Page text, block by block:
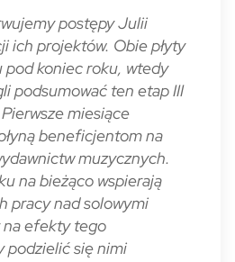
postępy Julii
ich projektów. Obie płyty
pod koniec roku, wtedy
podsumować ten etap III
miesiące
beneficjentom na
muzycznych.
na bieżąco wspierają
pracy nad solowymi
na efekty tego
podzielić się nimi